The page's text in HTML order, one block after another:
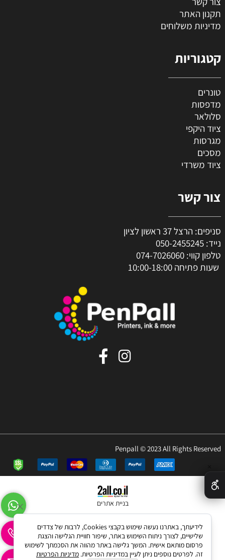
תקנון האתר
מדיניות משלוחים
קטגוריות
טונרים
מדפסות
סלולאר
ציוד היקפי
מגרסות
מסכים
ציוד משרדי
צור קשר
סניפים: הרצל 37 ראשון לציון
נייד: 050-2455245
טלפון קווי: 074-7026060
שעות פתיחה 10:00-18:00
Penpall © 2023 All Rights Reserved
בניית אתרים
לידיעתך, באתרנו נעשה שימוש בקבצי Cookies, לרבות של צדדים
שלישיים, לצורך ניתוח השימוש באתר, שיפור חוויית הגלישה והצגת
פרסום מותאם אישית. המשך גלישה באתר מהווה את הסכמתך לשימוש
זה. לפרטים נוספים ניתן לעיין במדיניות הפרטיות. מדיניות הפרטיות